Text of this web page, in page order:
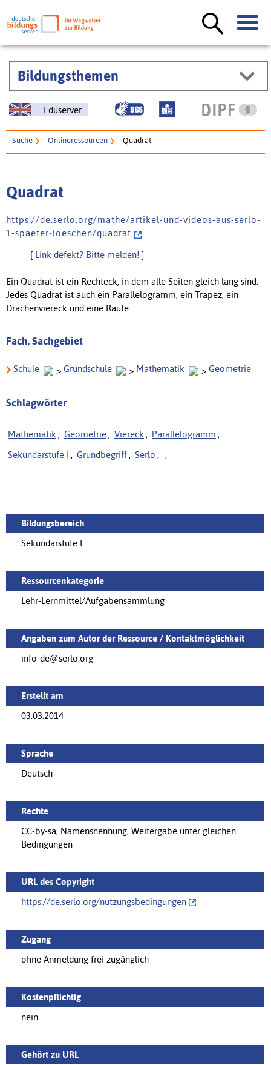
Bildungsthemen
Eduserver
Suche Onlineressourcen Quadrat
Quadrat
h t t p s : / / d e . s e r l o . o r g / m a t h e / a r t i k e l - u n d - v i d e o s - a u s - s e r l o -
1 - s p a e t e r - l o e s c h e n / q u a d r a t
[ Link defekt? Bitte melden! ]
Ein Quadrat ist ein Rechteck, in dem alle Seiten gleich lang sind.
Jedes Quadrat ist auch ein Parallelogramm, ein Trapez, ein
Drachenviereck und eine Raute.
Fach, Sachgebiet
Schule Grundschule Mathematik Geometrie
Schlagwörter
Mathematik , Geometrie , Viereck , Parallelogramm ,
Sekundarstufe I , Grundbegriff , Serlo , ,
Bildungsbereich
Sekundarstufe I
Ressourcenkategorie
Lehr-Lernmittel/Aufgabensammlung
Angaben zum Autor der Ressource / Kontaktmöglichkeit
info-de@serlo.org
Erstellt am
03.03.2014
Sprache
Deutsch
Rechte
CC-by-sa, Namensnennung, Weitergabe unter gleichen
Bedingungen
URL des Copyright
https://de.serlo.org/‌nutzungsbedingungen
Zugang
ohne Anmeldung frei zugänglich
Kostenpflichtig
nein
Gehört zu URL